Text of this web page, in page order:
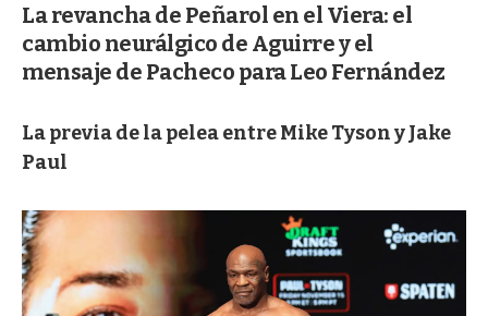
La revancha de Peñarol en el Viera: el
cambio neurálgico de Aguirre y el
mensaje de Pacheco para Leo Fernández
La previa de la pelea entre Mike Tyson y Jake
Paul